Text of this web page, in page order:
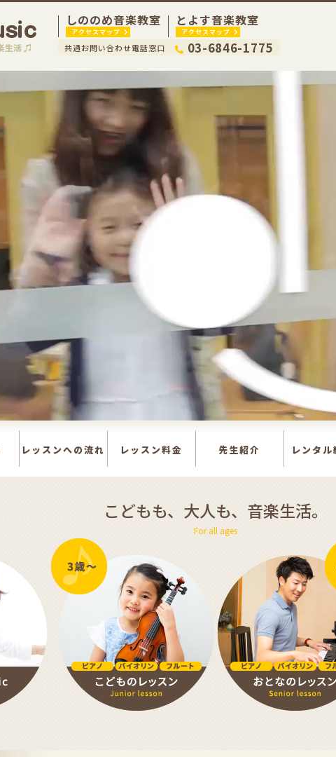
しののめ音楽教室
アクセスマップ
とよす音楽教室
アクセスマップ
共通お問い合わせ電話窓口 03-6846-1775
レッスンへの流れ レッスン料金 先生紹介 レンタル
こどもも、大人も、音楽生活。
For all ages